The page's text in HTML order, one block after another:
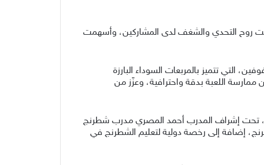
روح التحدي والشغف لدى المشاركين، وأسهمت
التي تتميز بالمربعات السوداء البارزة
اللعبة بدقة واحترافية، وعزّز من
تحت إشراف المدرب أحمد المصري مدرب شطرنج
إضافة إلى رخصة دولية لتعليم الشطرنج في